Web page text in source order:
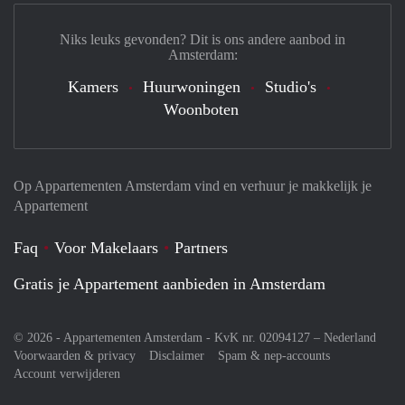
Op Appartementen Amsterdam vind en verhuur je makkelijk je
Appartement
Faq Voor Makelaars
Partners
Gratis je Appartement aanbieden in Amsterdam
© 2026 - Appartementen Amsterdam - KvK nr. 02094127 – Nederland
Voorwaarden & privacy
Disclaimer
Spam & nep-accounts
Account verwijderen
Niks leuks gevonden? Dit is ons andere aanbod in
Amsterdam:
Kamers Huurwoningen
Studio's
Woonboten